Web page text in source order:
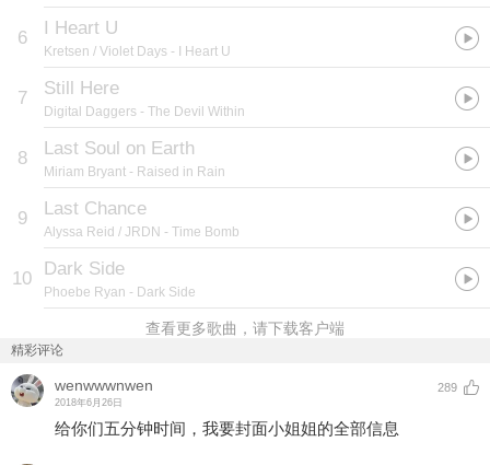
6 I Heart U
Kretsen / Violet Days - I Heart U
7 Still Here
Digital Daggers - The Devil Within
8 Last Soul on Earth
Miriam Bryant - Raised in Rain
9 Last Chance
Alyssa Reid / JRDN - Time Bomb
10 Dark Side
Phoebe Ryan - Dark Side
查看更多歌曲，请下载客户端
精彩评论
wenwwwnwen
2018年6月26日
289
给你们五分钟时间，我要封面小姐姐的全部信息